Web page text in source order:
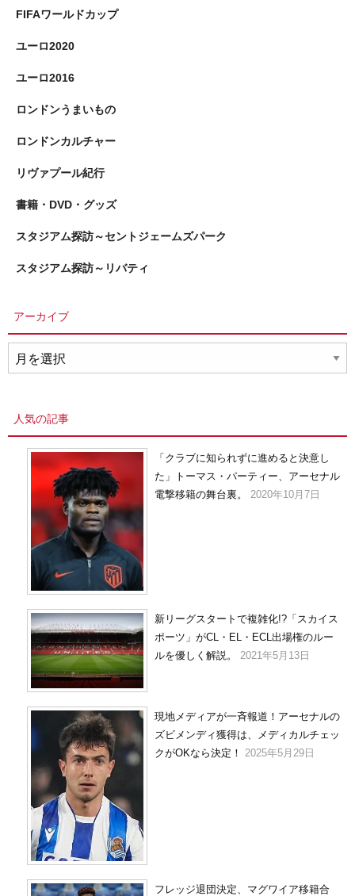
FIFAワールドカップ
ユーロ2020
ユーロ2016
ロンドンうまいもの
ロンドンカルチャー
リヴァプール紀行
書籍・DVD・グッズ
スタジアム探訪～セントジェームズパーク
スタジアム探訪～リバティ
アーカイブ
ー
人気の記事
「クラブに知られずに進めると決意し
た」トーマス・パーティー、アーセナル
電撃移籍の舞台裏。
2020年10月7日
新リーグスタートで複雑化!?「スカイス
ポーツ」がCL・EL・ECL出場権のルー
ルを優しく解説。
2021年5月13日
現地メディアが一斉報道！アーセナルの
ズビメンディ獲得は、メディカルチェッ
クがOKなら決定！ 2025年5月29日
フレッジ退団決定、マグワイア移籍合